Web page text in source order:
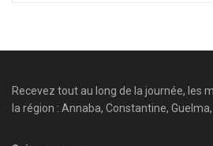
Recevez tout au long de la journée, les
la région : Annaba, Constantine, Guelma,